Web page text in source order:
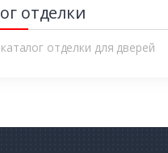
отделки
отделки для дверей